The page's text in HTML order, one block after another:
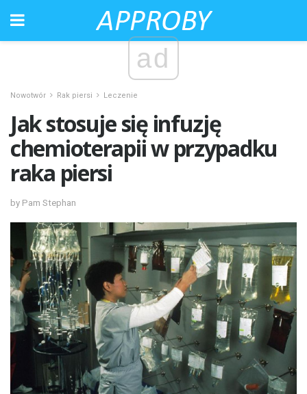
ad
Nowotwór Rak piersi Leczenie
Jak stosuje się infuzję
chemioterapii w przypadku
raka piersi
by Pam Stephan